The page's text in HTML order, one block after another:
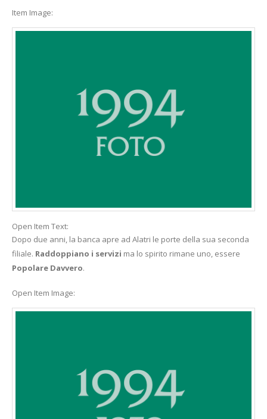
Item Image:
Open Item Text:
Dopo due anni, la banca apre ad Alatri le porte della sua seconda
filiale. Raddoppiano i servizi ma lo spirito rimane uno, essere
Popolare Davvero.
Open Item Image: